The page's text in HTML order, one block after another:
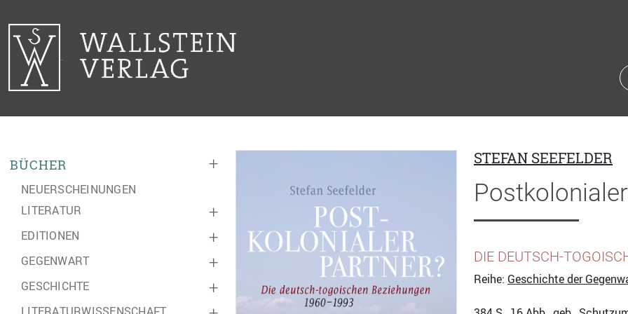
+
BÜCHER
NEUERSCHEINUNGEN
+
LITERATUR
+
EDITIONEN
+
GEGENWART
+
GESCHICHTE
STEFAN SEEFELDER
DIE DEUTSCH-
Reihe: Geschichte der